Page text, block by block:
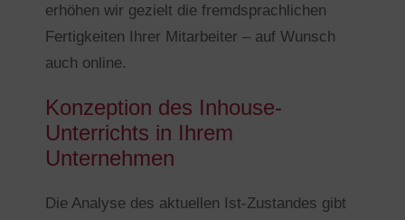
erhöhen wir gezielt die fremdsprachlichen
Fertigkeiten Ihrer Mitarbeiter – auf Wunsch
auch online.
Konzeption des Inhouse-
Unterrichts in Ihrem
Unternehmen
Die Analyse des aktuellen Ist-Zustandes gibt